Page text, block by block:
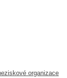
organizace